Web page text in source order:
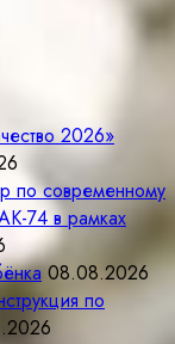
2026»
по современному
74 в рамках
08.08.2026
по